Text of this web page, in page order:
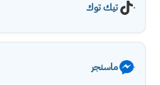
تيك توك
ماسنجر